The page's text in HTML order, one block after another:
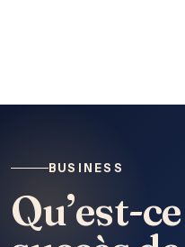
BUSINESS
Qu’est-